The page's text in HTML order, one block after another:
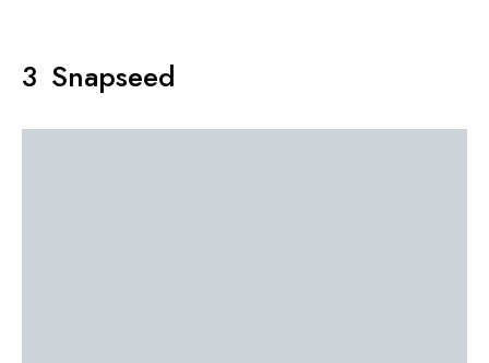
Snapseed